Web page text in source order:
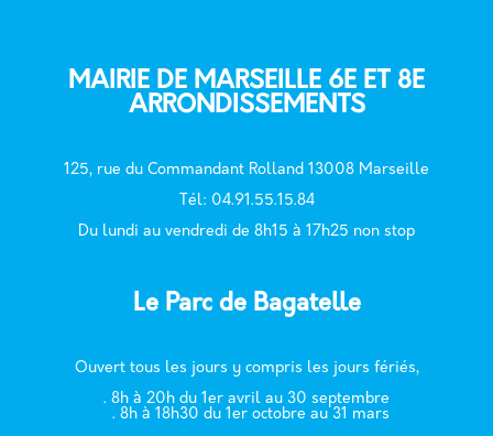
MAIRIE DE MARSEILLE 6E ET 8E
ARRONDISSEMENTS
125, rue du Commandant Rolland 13008 Marseille
T él: 04.91.55.15.84
Du lundi au vendredi de 8h15 à 17h25 non stop
Le Parc de Bagatelle
Ouvert tous les jours y compris les jours fériés,
. 8h à 20h du 1er avril au 30 septembre
. 8h à 18h30 du 1er octobre au 31 mars